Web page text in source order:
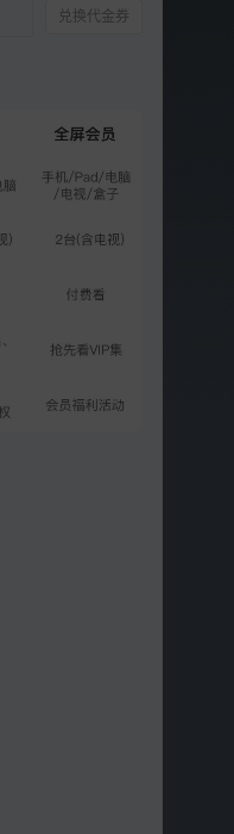
彩4
更多
兑换代金券